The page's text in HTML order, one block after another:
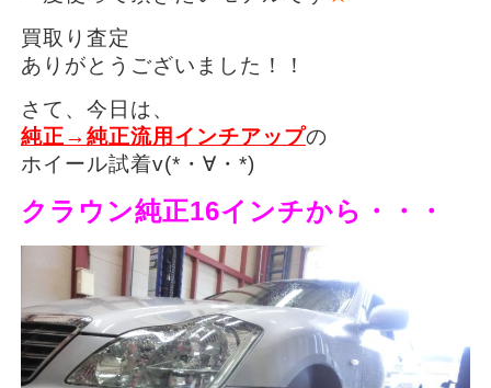
買取り査定
ありがとうございました！！
さて、今日は、
純正→純正流用インチアップの
ホイール試着v(*・∀・*)
クラウン純正16インチから・・・